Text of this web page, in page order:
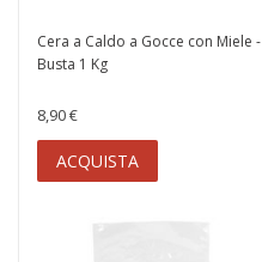
Cera a Caldo a Gocce con Miele -
Busta 1 Kg
8,90 €
ACQUISTA